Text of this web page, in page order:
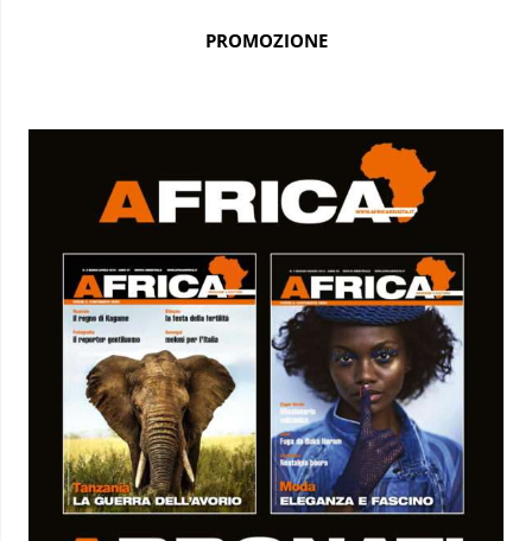
PROMOZIONE